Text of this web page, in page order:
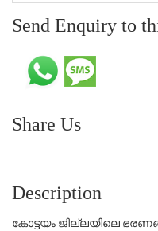
Send Enquiry to
Share Us
Description
കോട്ടയം ജില്ലയിലെ